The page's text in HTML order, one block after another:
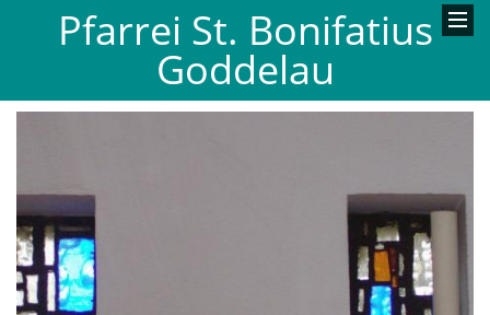
Pfarrei St. Bonifatius
Goddelau